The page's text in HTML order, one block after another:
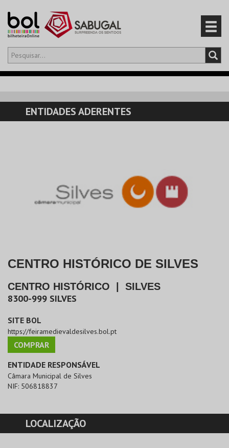
Olá,iniciar sessão
CARRINHO
EVENTOS
ENTIDADES ADERENTES
CENTRO HISTÓRICO DE SILVES
CENTRO HISTÓRICO | SILVES
8300-999 SILVES
SITE BOL
https://feiramedievaldesilves.bol.pt
COMPRAR
ENTIDADE RESPONSÁVEL
Câmara Municipal de Silves
NIF: 506818837
LOCALIZAÇÃO